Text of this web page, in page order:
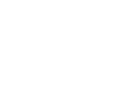
kardiologia, dermatologia,